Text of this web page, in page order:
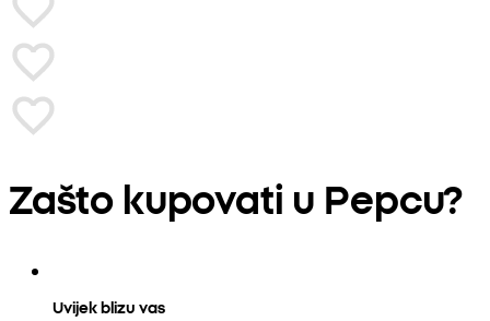
Zašto kupovati u Pepcu?
Uvijek blizu vas